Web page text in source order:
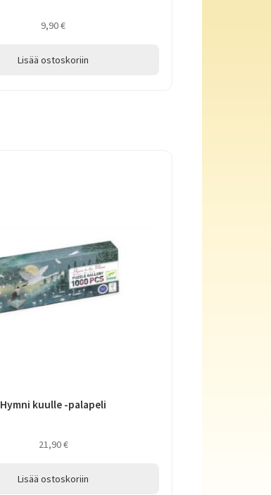
9,90€
Lisää ostoskoriin
Hymni kuulle -palapeli
21,90€
Lisää ostoskoriin